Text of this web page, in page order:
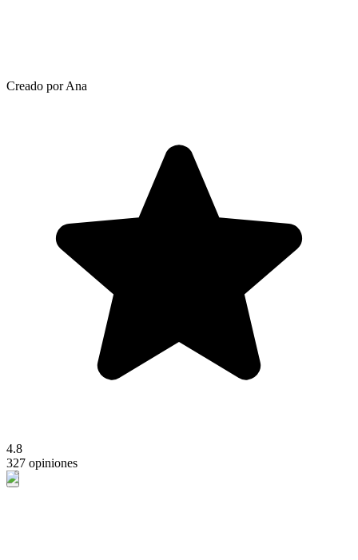
Creado por Ana
4.8
327 opiniones